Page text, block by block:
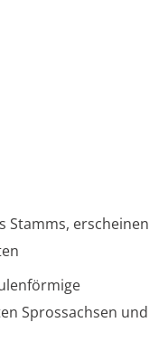
Stamms, erscheinen
Sprossachsen und